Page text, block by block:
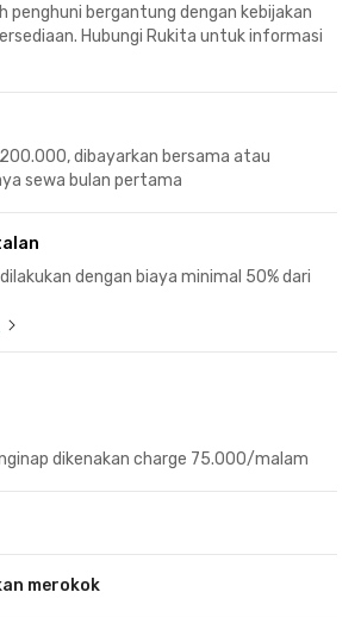
penghuni bergantung dengan kebijakan
Hubungi Rukita untuk informasi
dibayarkan bersama atau
sewa bulan pertama
dengan biaya minimal 50% dari
dikenakan charge 75.000/malam
merokok